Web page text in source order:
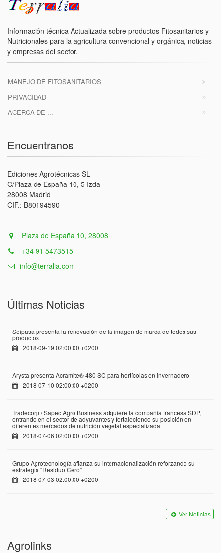
Información técnica Actualizada sobre productos Fitosanitarios y
Nutricionales para la agricultura convencional y orgánica, noticias
y empresas del sector.
MANEJO DE FITOSANITARIOS
PRIVACIDAD
ACERCA DE ...
Encuentranos
Ediciones Agrotécnicas SL
C/Plaza de España 10, 5 Izda
28008 Madrid
CIF.: B80194590
Plaza de España 10, 28008
+34 91 5473515
info@terralia.com
Últimas Noticias
Seipasa presenta la renovación de la imagen de marca de todos sus
productos
2018-09-19 02:00:00 +0200
Arysta presenta Acramite® 480 SC para hortícolas en invernadero
2018-07-10 02:00:00 +0200
Tradecorp / Sapec Agro Business adquiere la compañía francesa SDP,
entrando en el sector de adyuvantes y fortaleciendo su posición en
diferentes mercados de nutrición vegetal especializada
2018-07-06 02:00:00 +0200
Grupo Agrotecnología afianza su internacionalización reforzando su
estrategia “Residuo Cero”
2018-07-03 02:00:00 +0200
Ver Noticias
Agrolinks